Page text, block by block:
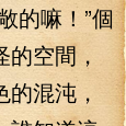
的嘛！”個
空間，
混沌，